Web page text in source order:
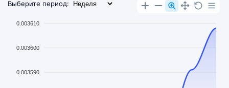
Выберите период:
0.003610
0.003600
0.003590